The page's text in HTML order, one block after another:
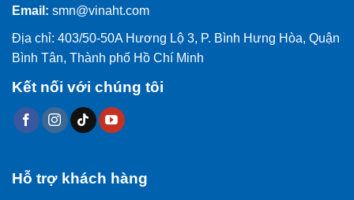
Email: smn@vinaht.com
Địa chỉ: 403/50-50A Hương Lộ 3, P. Bình Hưng Hòa, Quận
Bình Tân, Thành phố Hồ Chí Minh
Kết nối với chúng tôi
Hỗ trợ khách hàng